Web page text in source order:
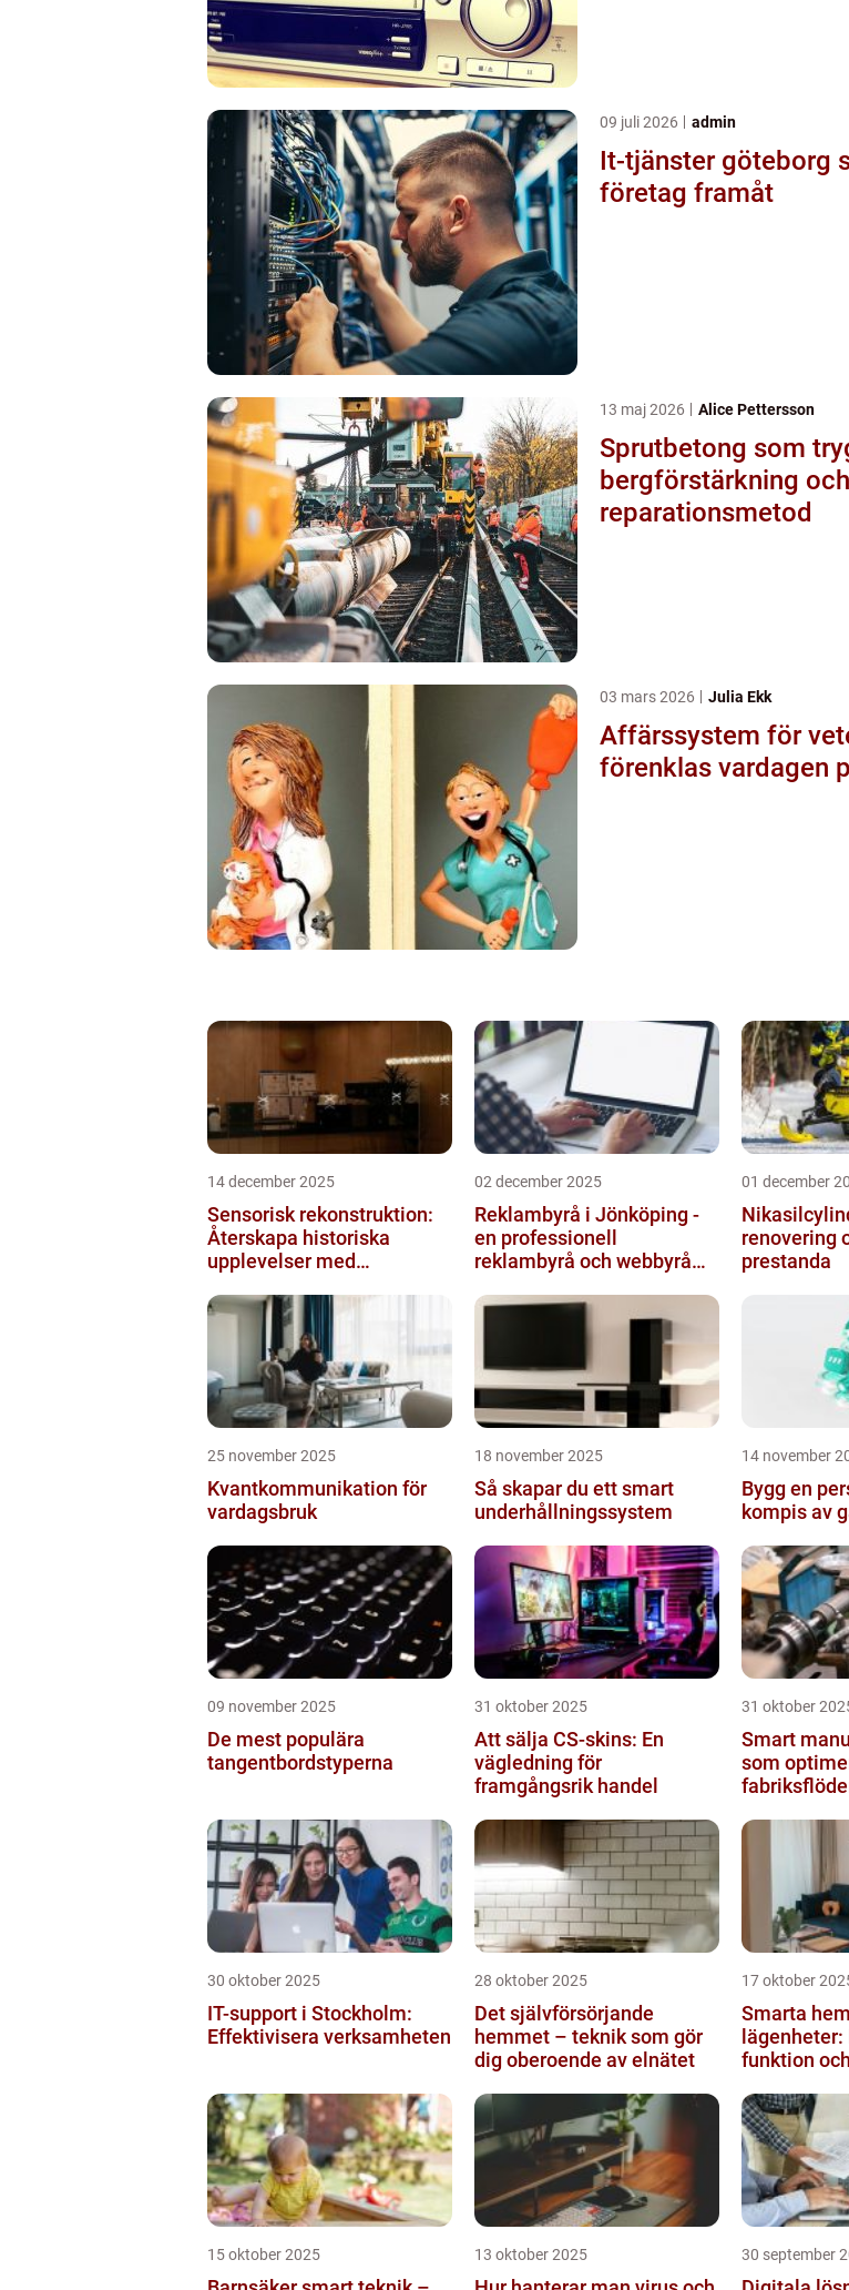
09 juli 2026 admin
It-tjänster göteborg
företag framåt
13 maj 2026 Alice Pettersson
Sprutbetong som
bergförstärkning
reparationsmetod
03 mars 2026 Julia Ekk
Affärssystem för
förenklas vardagen
14 december 2025
Sensorisk rekonstruktion:
Återskapa historiska
upplevelser med
02 december 2025
Reklambyrå i Jönköping -
en professionell
reklambyrå och webbyrå
kommunikati...
01 december
renovering
prestanda
25 november 2025
Kvantkommunikation för
vardagsbruk
18 november 2025
Så skapar du ett smart
underhållningssystem
14 november
Bygg en
kompis av
09 november 2025
De mest populära
tangentbordstyperna
31 oktober 2025
Att sälja CS-skins: En
vägledning för
framgångsrik handel
31 oktober
Smart
som
30 oktober 2025
IT-support i Stockholm:
Effektivisera verksamheten
28 oktober 2025
Det självförsörjande
hemmet – teknik som gör
dig oberoende av elnätet
17 oktober
Smarta
funktion
15 oktober 2025 13 oktober 2025 30 september